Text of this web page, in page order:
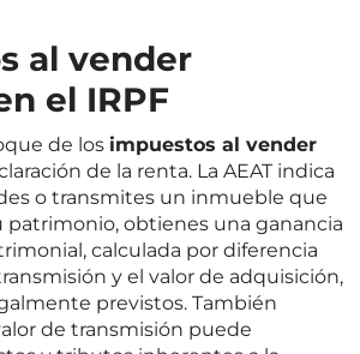
al vender
el IRPF
de los impuestos al vender
de la renta. La AEAT indica
o transmites un inmueble que
obtienes una ganancia
calculada por diferencia
y el valor de adquisición,
previstos. También
de transmisión puede